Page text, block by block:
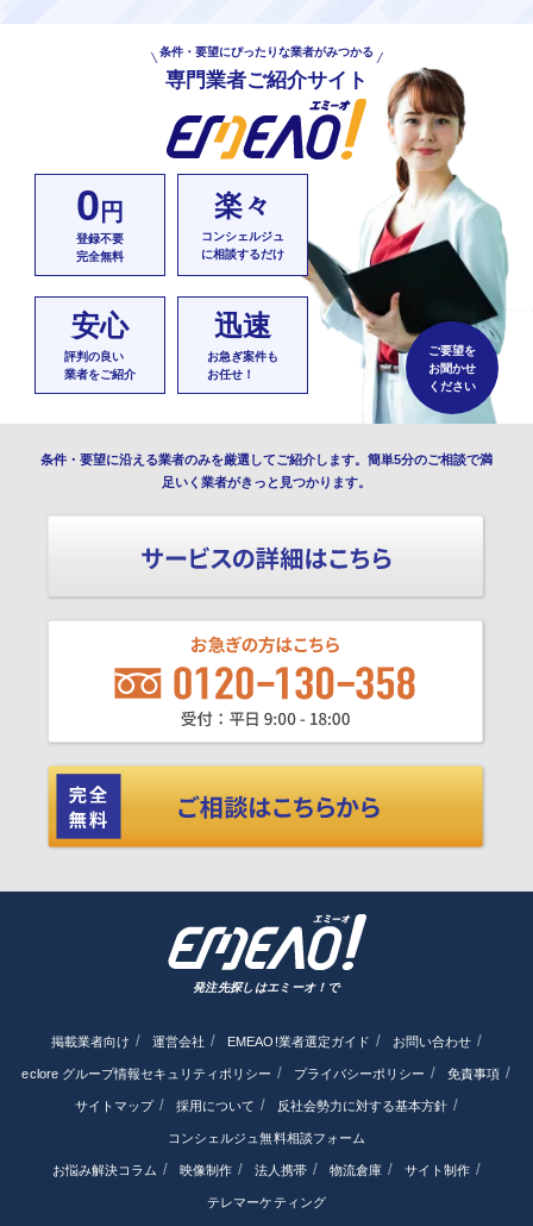
条件・要望にぴったりな業者がみつかる
専門業者ご紹介サイト
0 円
登録不要
完全無料
楽々
コンシェルジュ
に相談するだけ
安心
評判の良い
業者をご紹介
迅速
お急ぎ案件も
お任せ！
ご要望を
お聞かせ
ください
条件・要望に沿える業者のみを厳選してご紹介します。簡単5分のご相談で満
足いく業者がきっと見つかります。
発注先探しはエミーオ！で
掲載業者向け 運営会社 EMEAO!業者選定ガイド お問い合わせ
eclore グループ情報セキュリティポリシー プライバシーポリシー 免責事項
サイトマップ 採用について 反社会勢力に対する基本方針
コンシェルジュ無料相談フォーム
お悩み解決コラム 映像制作 法人携帯 物流倉庫 サイト制作
テレマーケティング